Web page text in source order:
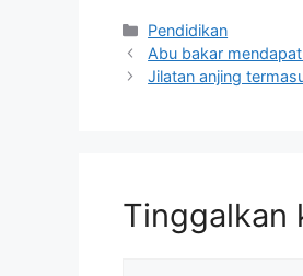
Kategori
Pendidikan
Abu bakar
Jilatan anjing
Tinggalkan